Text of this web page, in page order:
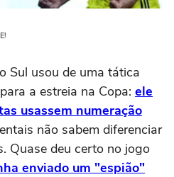
Sul usou de uma tática
a estreia na Copa: ele
usassem numeração
não sabem diferenciar
Quase deu certo no jogo
enviado um "espião"